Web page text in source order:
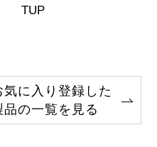
TUP
気に入り登録した
品の一覧を見る